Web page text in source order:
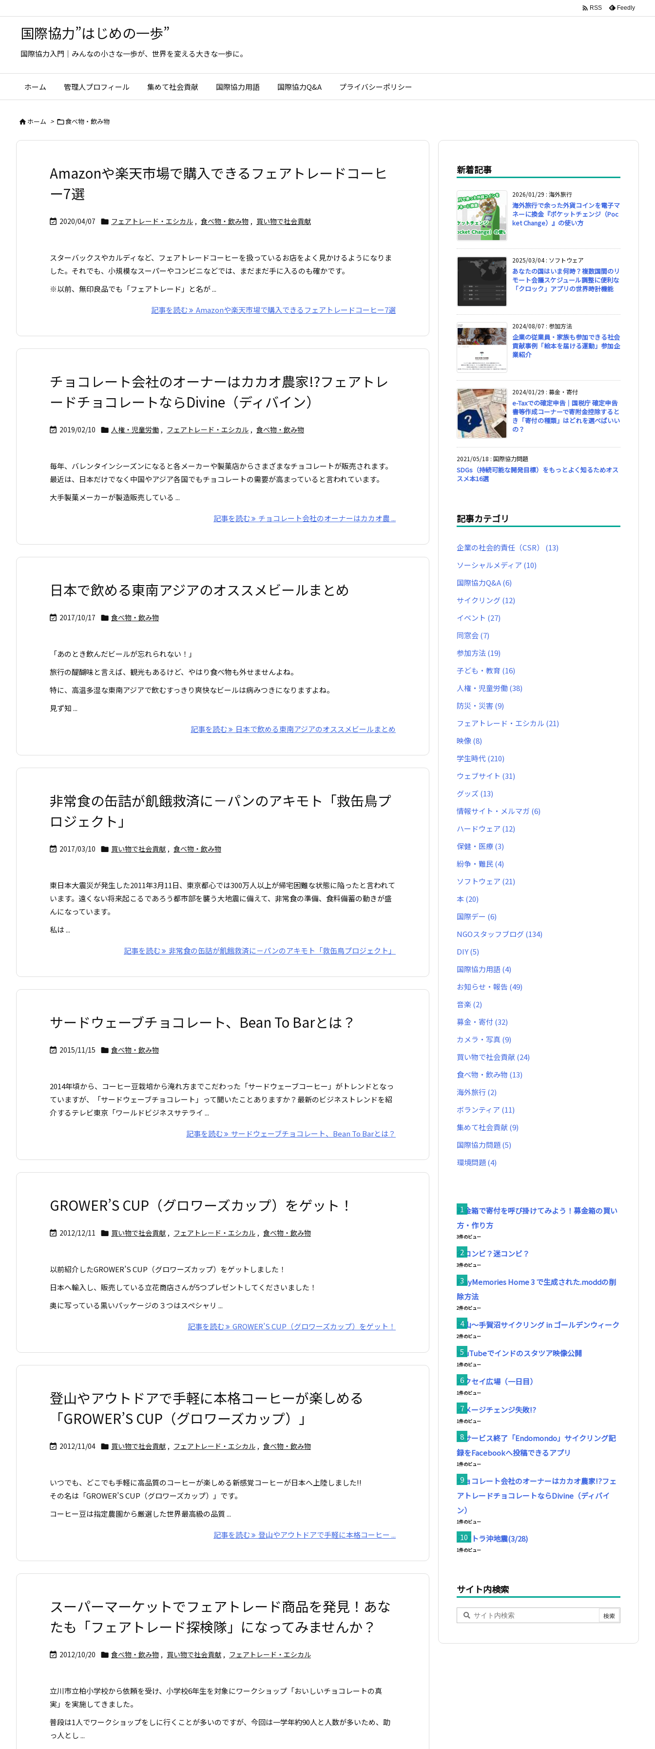
国際協力”はじめの一歩”
国際協力入門｜みんなの小さな一歩が、世界を変える大きな一歩に。
ホーム 管理人プロフィール 集めて社会貢献 国際協力用語 国際協力Q&A プライバシーポリシー
 RSS Feedly
ホーム > 食べ物・飲み物
Amazonや楽天市場で購入できるフェアトレードコーヒ
ー7選
 2020/04/07  フェアトレード・エシカル , 食べ物・飲み物 , 買い物で社会貢献
スターバックスやカルディなど、フェアトレードコーヒーを扱っているお店をよく見かけるようになりま
した。それでも、小規模なスーパーやコンビニなどでは、まだまだ手に入るのも確かです。
※以前、無印良品でも「フェアトレード」と名が ...
記事を読む Amazonや楽天市場で購入できるフェアトレードコーヒー7選
チョコレート会社のオーナーはカカオ農家!?フェアトレ
ードチョコレートならDivine（ディバイン）
 2019/02/10  人権・児童労働 , フェアトレード・エシカル , 食べ物・飲み物
毎年、バレンタインシーズンになると各メーカーや製菓店からさまざまなチョコレートが販売されます。
最近は、日本だけでなく中国やアジア各国でもチョコレートの需要が高まっていると言われています。
大手製菓メーカーが製造販売している ...
記事を読む チョコレート会社のオーナーはカカオ農 ...
日本で飲める東南アジアのオススメビールまとめ
 2017/10/17  食べ物・飲み物
「あのとき飲んだビールが忘れられない！」
旅行の醍醐味と言えば、観光もあるけど、やはり食べ物も外せませんよね。
特に、高温多湿な東南アジアで飲むすっきり爽快なビールは病みつきになりますよね。
見ず知 ...
記事を読む 日本で飲める東南アジアのオススメビールまとめ
非常食の缶詰が飢餓救済に－パンのアキモト「救缶鳥プ
ロジェクト」
 2017/03/10  買い物で社会貢献 , 食べ物・飲み物
東日本大震災が発生した2011年3月11日、東京都心では300万人以上が帰宅困難な状態に陥ったと言われて
います。遠くない将来起こるであろう都市部を襲う大地震に備えて、非常食の準備、食料備蓄の動きが盛
んになっています。
私は ...
記事を読む 非常食の缶詰が飢餓救済に－パンのアキモト「救缶鳥プロジェクト」
サードウェーブチョコレート、Bean To Barとは？
 2015/11/15  食べ物・飲み物
2014年頃から、コーヒー豆栽培から淹れ方までこだわった「サードウェーブコーヒー」がトレンドとなっ
ていますが、「サードウェーブチョコレート」って聞いたことありますか？最新のビジネストレンドを紹
介するテレビ東京「ワールドビジネスサテライ ...
記事を読む サードウェーブチョコレート、Bean To Barとは？
GROWER’S CUP（グロワーズカップ）をゲット！
 2012/12/11  買い物で社会貢献 , フェアトレード・エシカル , 食べ物・飲み物
以前紹介したGROWER’S CUP（グロワーズカップ）をゲットしました！
日本へ輸入し、販売している立花商店さんが5つプレゼントしてくださいました！
奥に写っている黒いパッケージの３つはスペシャリ ...
記事を読む GROWER’S CUP（グロワーズカップ）をゲット！
登山やアウトドアで手軽に本格コーヒーが楽しめる
「GROWER’S CUP（グロワーズカップ）」
 2012/11/04  買い物で社会貢献 , フェアトレード・エシカル , 食べ物・飲み物
いつでも、どこでも手軽に高品質のコーヒーが楽しめる新感覚コーヒーが日本へ上陸しました!!
その名は「GROWER’S CUP（グロワーズカップ）」です。
コーヒー豆は指定農園から厳選した世界最高級の品質 ...
記事を読む 登山やアウトドアで手軽に本格コーヒー ...
スーパーマーケットでフェアトレード商品を発見！あな
たも「フェアトレード探検隊」になってみませんか？
 2012/10/20  食べ物・飲み物 , 買い物で社会貢献 , フェアトレード・エシカル
立川市立柏小学校から依頼を受け、小学校6年生を対象にワークショップ「おいしいチョコレートの真
実」を実施してきました。
普段は1人でワークショップをしに行くことが多いのですが、今回は一学年約90人と人数が多いため、助
っ人とし ...
新着記事
2026/01/29 : 海外旅行
海外旅行で余った外貨コインを電子マ
ネーに換金『ポケットチェンジ（Poc
ket Change）』の使い方
2025/03/04: ソフトウェア
あなたの国はいま何時？複数国間のリ
モート会議スケジュール調整に便利な
「クロック」アプリの世界時計機能
2024/08/07 : 参加方法
企業の従業員・家族も参加できる社会
貢献事例「絵本を届ける運動」参加企
業紹介
2024/01/29 : 募金・寄付
e-Taxでの確定申告｜国税庁 確定申告
書等作成コーナーで寄附金控除すると
き「寄付の種類」はどれを選べばいい
の？
2021/05/18 : 国際協力問題
SDGs（持続可能な開発目標）をもっとよく知るためオス
スメ本16選
記事カテゴリ
企業の社会的責任（CSR） (13)
ソーシャルメディア (10)
国際協力Q&A(6)
サイクリング(12)
イベント (27)
同窓会(7)
参加方法(19)
子ども・教育 (16)
人権・児童労働(38)
防災・災害(9)
フェアトレード・エシカル (21)
映像(8)
学生時代(210)
ウェブサイト (31)
グッズ (13)
情報サイト・メルマガ (6)
ハードウェア (12)
保健・医療(3)
紛争・難民(4)
ソフトウェア (21)
本(20)
国際デー (6)
NGOスタッフブログ(134)
DIY(5)
国際協力用語(4)
お知らせ・報告 (49)
音楽(2)
募金・寄付 (32)
カメラ・写真(9)
買い物で社会貢献 (24)
食べ物・飲み物 (13)
海外旅行(2)
ボランティア (11)
集めて社会貢献 (9)
国際協力問題(5)
環境問題(4)
募金箱で寄付を呼び掛けてみよう！募金箱の買い
方・作り方
3件のビュー
名コンビ？迷コンビ？
3件のビュー
PlayMemories Home 3 で生成された.moddの削
除方法
2件のビュー
流山～手賀沼サイクリング in ゴールデンウィーク
2件のビュー
YouTubeでインドのスタツア映像公開
1件のビュー
ガクセイ広場（一日目）
1件のビュー
イメージチェンジ失敗!?
1件のビュー
※サービス終了「Endomondo」サイクリング記
録をFacebookへ投稿できるアプリ
1件のビュー
チョコレート会社のオーナーはカカオ農家!?フェ
アトレードチョコレートならDivine（ディバイ
ン）
1件のビュー
スマトラ沖地震(3/28)
1件のビュー
サイト内検索